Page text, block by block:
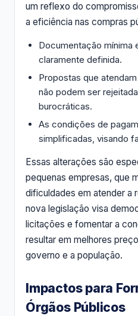
um reflexo do
a eficiência nas compras
Documentação mínima
claramente definida.
Propostas que
não podem ser
burocráticas.
As condições de
simplificadas, visando
Essas alterações são
pequenas empresas, que
dificuldades em atender a
nova legislação visa
licitações e fomentar a
resultar em melhores
governo e a população.
Impactos para
Órgãos Públicos